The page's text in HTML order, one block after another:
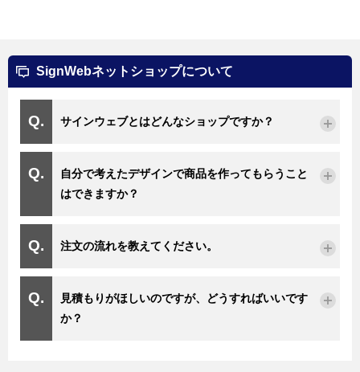
SignWebネットショップについて
サインウェブとはどんなショップですか？
自分で考えたデザインで商品を作ってもらうこと
はできますか？
注文の流れを教えてください。
見積もりがほしいのですが、どうすればいいです
か？